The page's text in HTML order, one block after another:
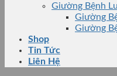
Giường Bệnh
Giường
Giường
Shop
Tin Tức
Liên Hệ